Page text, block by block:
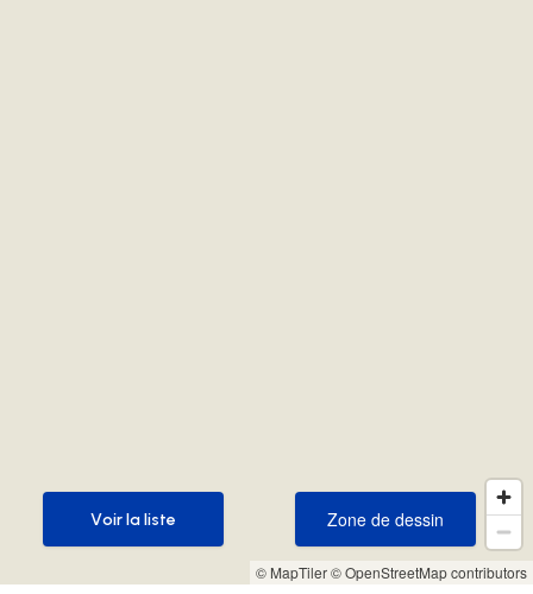
© MapTiler© OpenStreetMap contributors
Zone de dessin
Zone de dessin
Voir la liste
Voir la liste